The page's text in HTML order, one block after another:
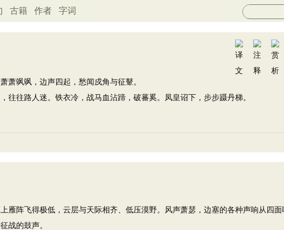
古籍 作者 字词
萧飒飒，边声四起，愁闻戍角与征鼙。
往往路人迷。铁衣冷，战马血沾蹄，破蕃奚。凤皇诏下，步步蹑丹梯。
雁阵飞得极低，云层与天际相齐、低压漠野。风声萧瑟，边塞的各种声响从四面
战的鼓声。